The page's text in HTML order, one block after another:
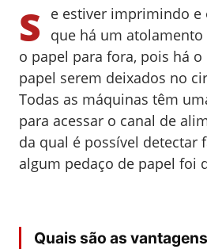
S
e estiver imprimindo e
que há um
o papel para fora, pois há
papel serem deixados no
Todas as máquinas têm
para acessar o canal de
da qual é possível detectar
algum pedaço de papel foi
Quais são as